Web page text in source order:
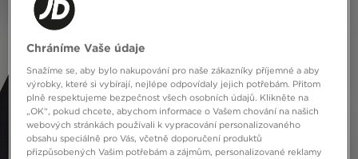
Chráníme Vaše údaje
Snažíme se, aby bylo nakupování pro naše zákazníky příjemné a aby
výrobky, které si vybírají, nejlépe odpovídaly jejich potřebám. Přitom
plně respektujeme bezpečnost všech osobních údajů. Klikněte na
„OK“, pokud chcete, abychom informace o Vašem chování na našich
webových stránkách používali k vypracování personalizovaného
obsahu speciálně pro Vás, včetně doporučení produktů
přizpůsobených Vašim potřebám a zájmům, personalizované reklamy